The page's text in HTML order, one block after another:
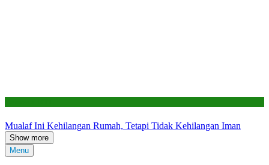
Mualaf Ini Kehilangan Rumah, Tetapi Tidak Kehilangan Iman
Show more
Menu